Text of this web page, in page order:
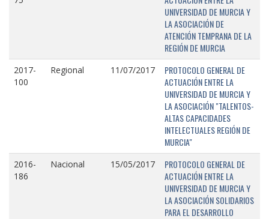
UNIVERSIDAD DE MURCIA Y
LA ASOCIACIÓN DE
ATENCIÓN TEMPRANA DE LA
REGIÓN DE MURCIA
2017-
100
Regional 11/07/2017
PROTOCOLO GENERAL DE
ACTUACIÓN ENTRE LA
UNIVERSIDAD DE MURCIA Y
LA ASOCIACIÓN "TALENTOS-
ALTAS CAPACIDADES
INTELECTUALES REGIÓN DE
MURCIA"
2016-
186
Nacional 15/05/2017
PROTOCOLO GENERAL DE
ACTUACIÓN ENTRE LA
UNIVERSIDAD DE MURCIA Y
LA ASOCIACIÓN SOLIDARIOS
PARA EL DESARROLLO